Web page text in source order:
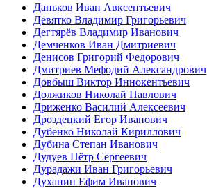
Даньков Иван Авксентьевич
Девятко Владимир Григорьевич
Дегтярёв Владимир Иванович
Демченков Иван Дмитриевич
Денисов Григорий Федорович
Дмитриев Мефодий Александрович
Довбыш Виктор Иннокентьевич
Должиков Николай Павлович
Дриженко Василий Алексеевич
Дроздецкий Егор Иванович
Дубенко Николай Кириллович
Дубина Степан Иванович
Дудуев Пётр Сергеевич
Дурадажи Иван Григорьевич
Духанин Ефим Иванович